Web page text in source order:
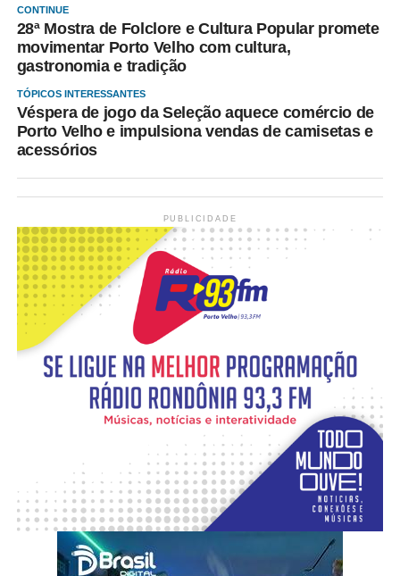
CONTINUE
28ª Mostra de Folclore e Cultura Popular promete
movimentar Porto Velho com cultura,
gastronomia e tradição
TÓPICOS INTERESSANTES
Véspera de jogo da Seleção aquece comércio de
Porto Velho e impulsiona vendas de camisetas e
acessórios
PUBLICIDADE